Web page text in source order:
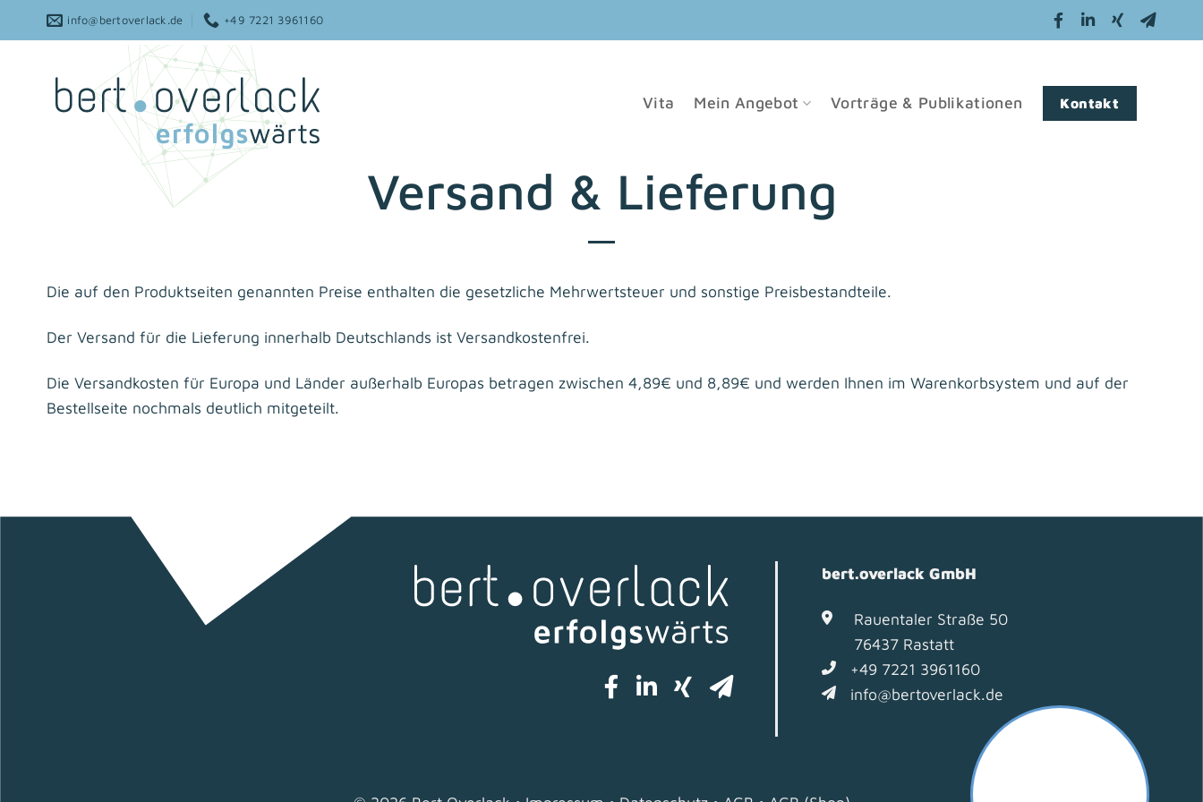
info@bertoverlack.de +49 7221 3961160
Vita Mein Angebot Vorträge & Publikationen Kontakt
Versand & Lieferung
Die auf den Produktseiten genannten Preise enthalten die gesetzliche Mehrwertsteuer und sonstige Preisbestandteile.
Der Versand für die Lieferung innerhalb Deutschlands ist Versandkostenfrei.
Die Versandkosten für Europa und Länder außerhalb Europas betragen zwischen 4,89€ und 8,89€ und werden Ihnen im Warenkorbsystem und auf der
Bestellseite nochmals deutlich mitgeteilt.
bert.overlack GmbH
Rauentaler Straße 50
76437 Rastatt
+49 7221 3961160
info@bertoverlack.de